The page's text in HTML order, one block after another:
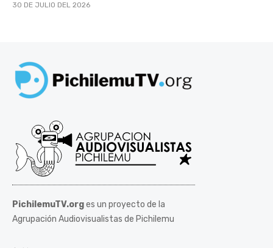
30 DE JULIO DEL 2026
PichilemuTV.orges un proyecto de la
Agrupación Audiovisualistas de Pichilemu